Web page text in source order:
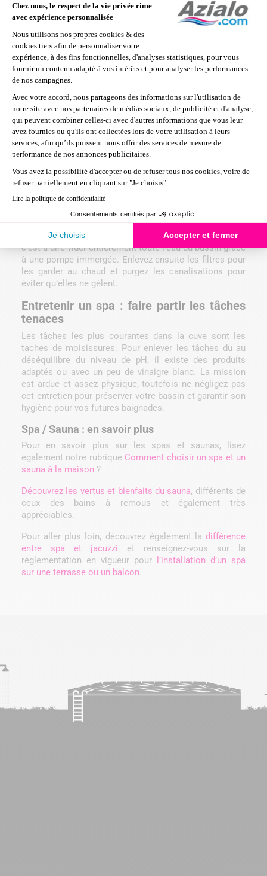
profond de la cuve. Il faudra ensuite le couvrir avec une
bâche d’hivernage.
Entretien d'un spa : préparer et réussir
son hivernage
L’hiver arrive et vous devez donc penser à l’entretien de
votre spa extérieur durant la saison froide. Plusieurs
options sont possibles pour vous permettre de protéger
votre spa durant ces longs mois d’hiver.
Si vous avez opté pour unspa gonflable, le laisser
gonflé dans une zone à gelées fréquentes pourrait
l’endommager. Mieux vaut donc le dégonfler et pour le
protéger du froid et lui assurer une meilleure durée de
Pour les autres types de spa, vous pouvez utiliser une
bâche d’hivernage. Elle permettra de protéger la cuve
des saletés et des intempéries. Pour passer l’hiver
tranquille, vous devez également faire lavidange du spa
c’est-à-dire vider entièrement toute l’eau du bassin grâce
à une pompe immergée. Enlevez ensuite les filtres pour
les garder au chaud et purgez les canalisations pour
éviter qu’elles ne gèlent.
Entretenir un spa : faire partir les tâches
tenaces
Les tâches les plus courantes dans la cuve sont les
taches de moisissures. Pour enlever les tâches du au
déséquilibre du niveau de pH, il existe des produits
adaptés ou avec un peu de vinaigre blanc. La mission
est ardue et assez physique, toutefois ne négligez pas
cet entretien pour préserver votre bassin et garantir son
hygiène pour vos futures baignades.
Spa / Sauna : en savoir plus
Pour en savoir plus sur les spas et saunas, lisez
également notre rubrique Comment choisir un spa et un
sauna à la maison ?
Découvrez les vertus et bienfaits du sauna, différents de
ceux des bains à remous et également très
appréciables.
Pour aller plus loin, découvrez également la différence
entre spa et jacuzzi et renseignez-vous sur la
réglementation en vigueur pour
l’installation d’un spa
sur une terrasse ou un balcon.